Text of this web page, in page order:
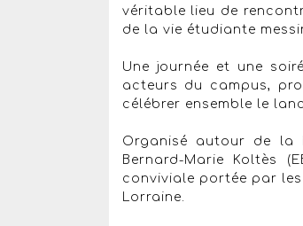
véritable lieu de
de la vie étudiante
Une journée et une
acteurs du campus,
célébrer ensemble le
Organisé autour de la
Bernard-Marie Koltès
conviviale portée par
Lorraine.